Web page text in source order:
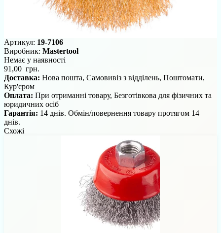
Артикул: 19-7106
Виробник: Mastertool
Немає у наявності
91,00 грн.
Доставка: Нова пошта, Самовивіз з відділень, Поштомати,
Кур'єром
Оплата: При отриманні товару, Безготівкова для фізичних та
юридичних осіб
Гарантія: 14 днів. Обмін/повернення товару протягом 14
днів.
Схожі